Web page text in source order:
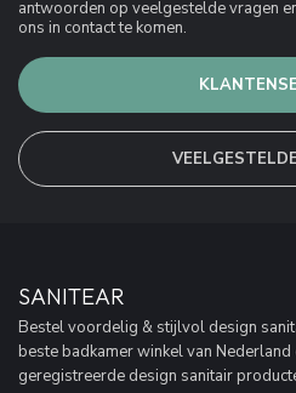
antwoorden op veelgestelde vragen
ons in contact te komen.
SANITEAR
Bestel voordelig & stijlvol design
beste badkamer winkel van Nederland
geregistreerde design sanitair